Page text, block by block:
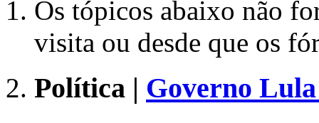
Os tópicos abaixo não
visita ou desde que os
Política | Governo